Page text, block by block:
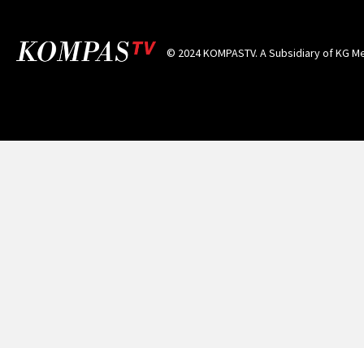
© 2024 KOMPASTV. A Subsidiary ofKG